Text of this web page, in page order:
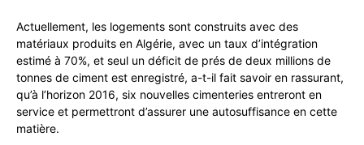
Actuellement, les logements sont construits avec des
matériaux produits en Algérie, avec un taux d’intégration
estimé à 70%, et seul un déficit de prés de deux millions de
tonnes de ciment est enregistré, a-t-il fait savoir en rassurant,
qu’à l’horizon 2016, six nouvelles cimenteries entreront en
service et permettront d’assurer une autosuffisance en cette
matière.